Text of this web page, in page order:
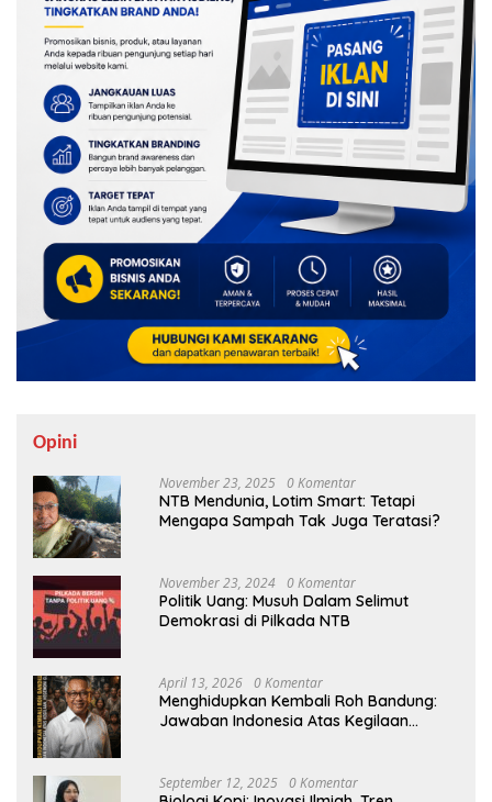
Opini
November 23, 2025 0 Komentar
NTB Mendunia, Lotim Smart: Tetapi
Mengapa Sampah Tak Juga Teratasi?
November 23, 2024 0 Komentar
Politik Uang: Musuh Dalam Selimut
Demokrasi di Pilkada NTB
April 13, 2026 0 Komentar
Menghidupkan Kembali Roh Bandung:
Jawaban Indonesia Atas Kegilaan
September 12, 2025 0 Komentar